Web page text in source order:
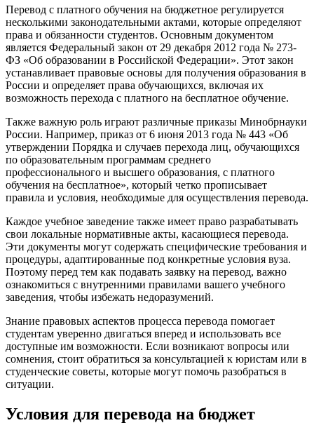
Перевод с платного обучения на бюджетное регулируется
несколькими законодательными актами, которые определяют
права и обязанности студентов. Основным документом
является Федеральный закон от 29 декабря 2012 года № 273-
ФЗ «Об образовании в Российской Федерации». Этот закон
устанавливает правовые основы для получения образования в
России и определяет права обучающихся, включая их
возможность перехода с платного на бесплатное обучение.
Также важную роль играют различные приказы Минобрнауки
России. Например, приказ от 6 июня 2013 года № 443 «Об
утверждении Порядка и случаев перехода лиц, обучающихся
по образовательным программам среднего
профессионального и высшего образования, с платного
обучения на бесплатное», который четко прописывает
правила и условия, необходимые для осуществления перевода.
Каждое учебное заведение также имеет право разрабатывать
свои локальные нормативные акты, касающиеся перевода.
Эти документы могут содержать специфические требования и
процедуры, адаптированные под конкретные условия вуза.
Поэтому перед тем как подавать заявку на перевод, важно
ознакомиться с внутренними правилами вашего учебного
заведения, чтобы избежать недоразумений.
Знание правовых аспектов процесса перевода помогает
студентам уверенно двигаться вперед и использовать все
доступные им возможности. Если возникают вопросы или
сомнения, стоит обратиться за консультацией к юристам или в
студенческие советы, которые могут помочь разобраться в
ситуации.
Условия для перевода на бюджет